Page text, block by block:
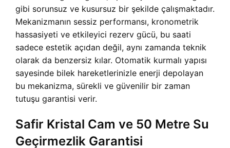
gibi sorunsuz ve kusursuz bir şekilde çalışmaktadır.
Mekanizmanın sessiz performansı, kronometrik
hassasiyeti ve etkileyici rezerv gücü, bu saati
sadece estetik açıdan değil, aynı zamanda teknik
olarak da benzersiz kılar. Otomatik kurmalı yapısı
sayesinde bilek hareketlerinizle enerji depolayan
bu mekanizma, sürekli ve güvenilir bir zaman
tutuşu garantisi verir.
Safir Kristal Cam ve 50 Metre Su
Geçirmezlik Garantisi